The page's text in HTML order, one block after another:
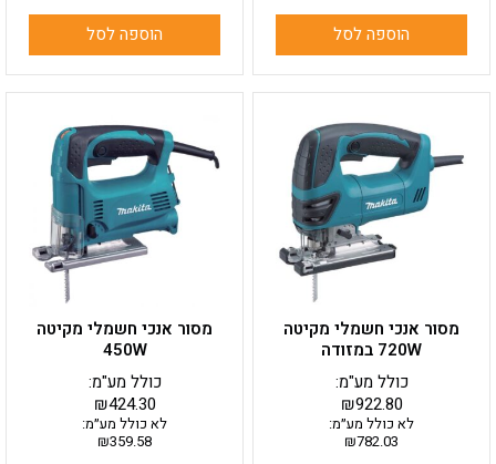
הוספה לסל הוספה לסל
מסור אנכי חשמלי מקיטה
720W במזודה
₪922.80
כולל מע"מ:
לא כולל מע״מ:
₪782.03
מסור אנכי חשמלי מקיטה
450W
₪424.30
כולל מע"מ:
לא כולל מע״מ:
₪359.58